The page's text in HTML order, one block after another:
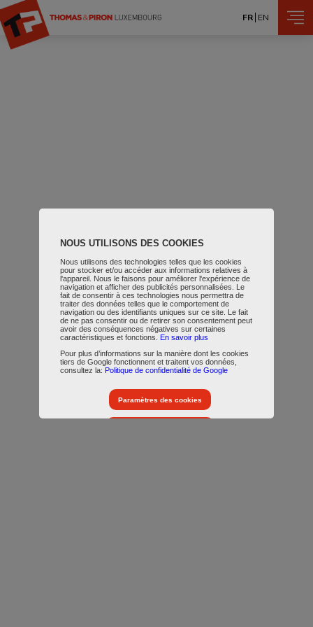
Aller au contenu principal
FR EN
NOUS UTILISONS DES COOKIES
Nous utilisons des technologies telles que les cookies
pour stocker et/ou accéder aux informations relatives à
l'appareil. Nous le faisons pour améliorer l'expérience de
navigation et afficher des publicités personnalisées. Le
fait de consentir à ces technologies nous permettra de
traiter des données telles que le comportement de
navigation ou des identifiants uniques sur ce site. Le fait
de ne pas consentir ou de retirer son consentement peut
avoir des conséquences négatives sur certaines
caractéristiques et fonctions. En savoir plus
Pour plus d’informations sur la manière dont les cookies
tiers de Google fonctionnent et traitent vos données,
consultez la: Politique de confidentialité de Google
Paramètres des cookies